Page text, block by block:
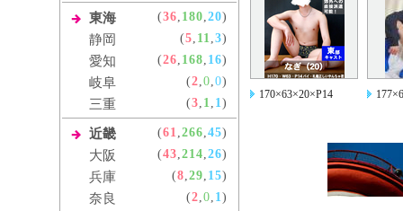
東海 (36, 180,20)
静岡 (5, 11,3)
愛知 (26, 168, 16)
岐阜 (2,0,0)
三重 (3, 1, 1)
近畿 (61,266,45)
大阪 (43,214,26)
兵庫 (8,29, 15)
奈良 (2,0, 1)
170×63×20×P14